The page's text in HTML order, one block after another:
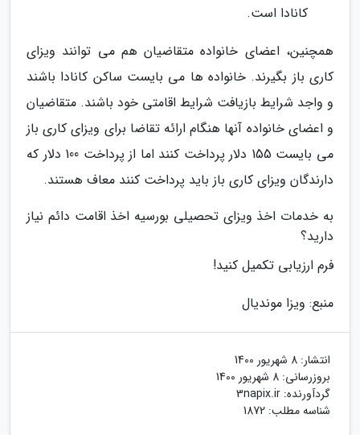
کانادا است.
همچنین، اعضای خانواده متقاضیان هم می توانند ویزای
کاری باز بگیرند. خانواده ها می بایست ساکن کانادا باشند
و واجد شرایط بازیافت شرایط اقامتی خود باشند. متقاضیان
و اعضای خانواده آنها هنگام ارائه تقاضا برای ویزای کاری باز
می بایست 155 دلار پرداخت کنند اما از پرداخت 100 دلار که
دارندگان ویزای کاری باز باید پرداخت کنند معاف هستند.
به خدمات اخذ ویزای تحصیلی بورسیه اخذ اقامت دائم نیاز
دارید؟
فرم ارزیابی تکمیل کنید!
منبع: ویزا موندیال
انتشار: 8 شهریور 1400
بروزرسانی: 8 شهریور 1400
گردآورنده: 3napix.ir
شناسه مطلب: 1872